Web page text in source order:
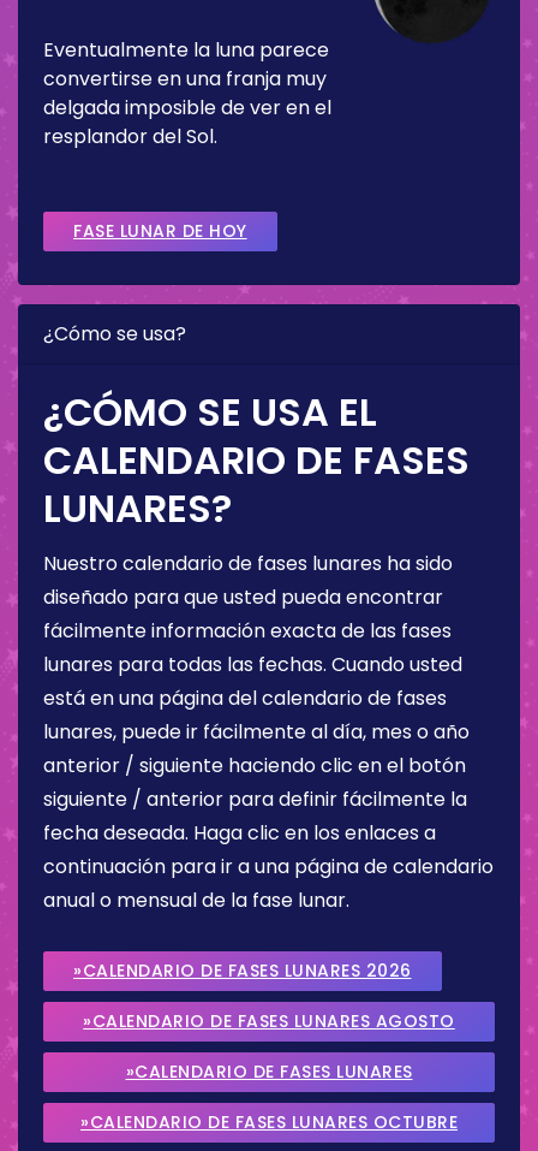
Eventualmente la luna parece
convertirse en una franja muy
delgada imposible de ver en el
resplandor del Sol.
FASE LUNAR DE HOY
¿Cómo se usa?
¿CÓMO SE USA EL
CALENDARIO DE FASES
LUNARES?
Nuestro calendario de fases lunares ha sido
diseñado para que usted pueda encontrar
fácilmente información exacta de las fases
lunares para todas las fechas. Cuando usted
está en una página del calendario de fases
lunares, puede ir fácilmente al día, mes o año
anterior / siguiente haciendo clic en el botón
siguiente / anterior para definir fácilmente la
fecha deseada. Haga clic en los enlaces a
continuación para ir a una página de calendario
anual o mensual de la fase lunar.
»CALENDARIO DE FASES LUNARES 2026
»CALENDARIO DE FASES LUNARES AGOSTO
2026
»CALENDARIO DE FASES LUNARES
SEPTIEMBRE 2026
»CALENDARIO DE FASES LUNARES OCTUBRE